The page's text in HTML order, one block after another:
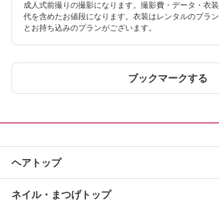
成人式前撮りの撮影になります。撮影費・データ・衣装
代を含めたお値段になります。衣装はレンタルのプラン
とお持ち込みのプランがございます。
ブックマークする
ヘアトップ
ネイル・まつげトップ